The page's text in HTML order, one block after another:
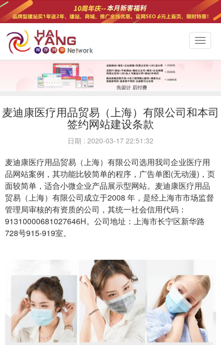
切
换
导
麦迪康医疗用品贸易（上海）有限公司和本司
签约网站建设条款
日期 : 2020-03-17 22:51:32
麦迪康医疗用品贸易（上海）有限公司选用我司企业医疗用
品网站案例，其功能比较简单的程序，广告单图(无动漫)，页
面较简单，适合小微企业产品展示型网站。麦迪康医疗用品
贸易（上海）有限公司成立于2008 年，是经上海市市场监督
管理局审核的有资质的公司，其统一社会信用代码：
91310000681027646H。公司地址：上海市长宁区新华路
728号915-919室。